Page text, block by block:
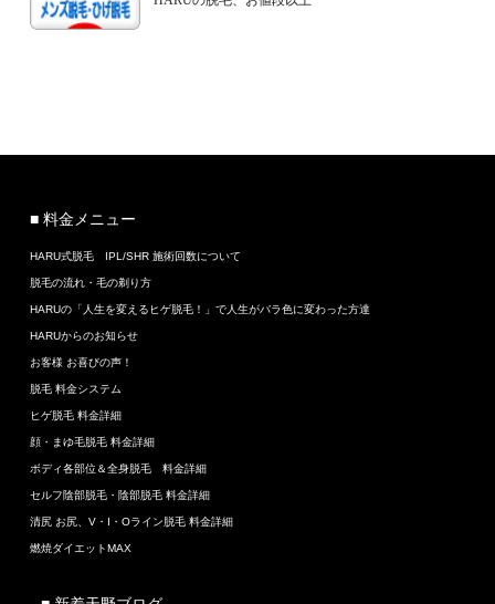
■ 料金メニュー
HARU式脱毛 IPL/SHR 施術回数について
脱毛の流れ・毛の剃り方
HARUの「人生を変えるヒゲ脱毛！」で人生がバラ色に変わった方達
HARUからのお知らせ
お客様 お喜びの声！
脱毛 料金システム
ヒゲ脱毛 料金詳細
顔・まゆ毛脱毛 料金詳細
ボディ各部位＆全身脱毛 料金詳細
セルフ陰部脱毛・陰部脱毛 料金詳細
清尻 お尻、V・I・Oライン脱毛 料金詳細
燃焼ダイエットMAX